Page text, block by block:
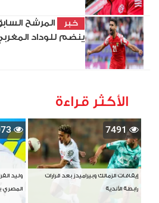
خبر
المرشح
ينضم للوداد
الأكثر قراءة
7491
إيقافات الزمالك وبيراميدز بعد قرارات
رابطة الأندية
وليد
المصري